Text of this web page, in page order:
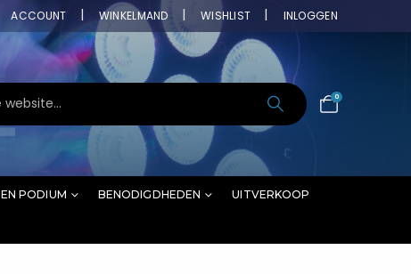
ACCOUNT WINKELMAND WISHLIST INLOGGEN
0
PODIUM BENODIGDHEDEN UITVERKOOP